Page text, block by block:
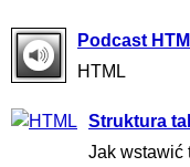
Podcast
HTML
Struktura
Jak wstawić